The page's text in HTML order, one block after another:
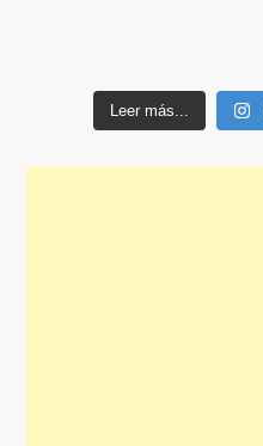
Leer más...